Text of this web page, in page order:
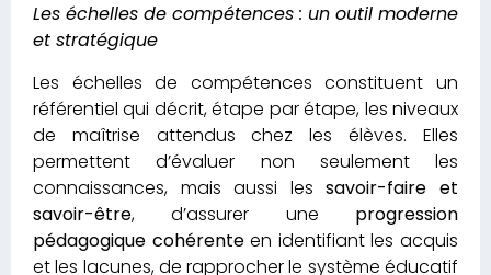
Les échelles de compétences : un outil moderne
et stratégique
Les échelles de compétences constituent un
référentiel qui décrit, étape par étape, les niveaux
de maîtrise attendus chez les élèves. Elles
permettent d’évaluer non seulement les
connaissances, mais aussi lessavoir-faire et
savoir-être, d’assurer une progression
pédagogique cohérenteen identifiant les acquis
et les lacunes, de rapprocher le système éducatif